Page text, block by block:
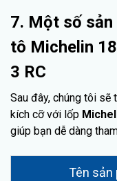
7. Một số
tô Michelin
3 RC
Sau đây, chúng tôi
kích cỡ với lốp
giúp bạn dễ dàng
Tên sản